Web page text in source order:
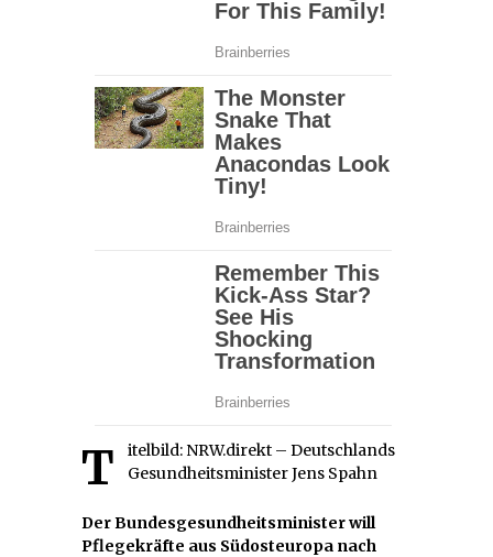
Titelbild: NRW.direkt – Deutschlands Gesundheitsminister Jens Spahn
Der Bundesgesundheitsminister will
Pflegekräfte aus Südosteuropa nach